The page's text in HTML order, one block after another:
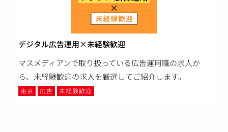
デジタル広告運用×未経験歓迎
マスメディアンで取り扱っている広告運用職の求人か
ら、未経験歓迎の求人を厳選してご紹介します。
東京 広告 未経験歓迎